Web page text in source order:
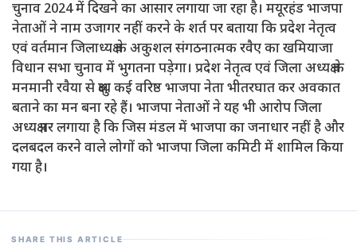
चुनाव 2024 में दिखने का आसार लगाया जा रहा है। मयूरहंड भाजपा
नेताओं ने नाम उजागर नहीं करने के शर्त पर बताया कि प्रदेश नेतृत्व
एवं वर्तमान जिलाध्यक्ष के अकुशल संगठनात्मक रवैए का खमियाजा
विधान सभा चुनाव में भुगतना पड़ेगा। प्रदेश नेतृत्व एवं जिला अध्यक्ष के
मनमानी रवैया से क्षुब्ध कई वरिष्ठ भाजपा नेता भीतरघात कर अवकात
बताने का मन बना रहे हैं। भाजपा नेताओं ने यह भी आरोप जिला
अध्यक्ष पर लगाया है कि जिस मंडल में भाजपा का जनाधार नहीं है और
दलबदल करने वाले लोगों को भाजपा जिला कमिटी में शामिल किया
गया है।
SHARE THIS ARTICLE